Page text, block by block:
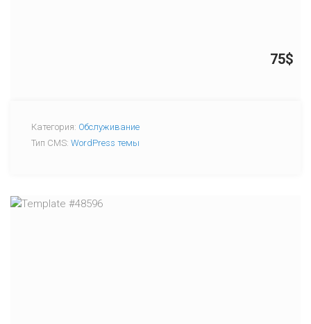
75$
Категория: Обслуживание
Тип CMS: WordPress темы